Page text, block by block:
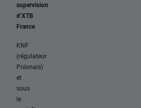
supervision
d’XTB
France
KNF
(régulateur
Polonais)
et
sous
le